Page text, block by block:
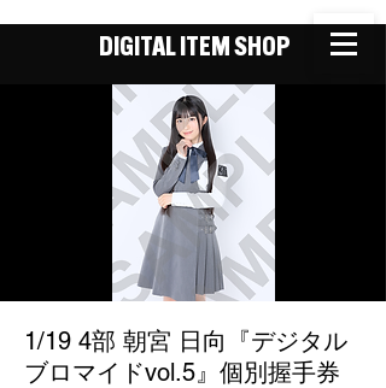
DIGITAL ITEM SHOP
1/19 4部 朝宮 日向『デジタル
ブロマイドvol.5』個別握手券